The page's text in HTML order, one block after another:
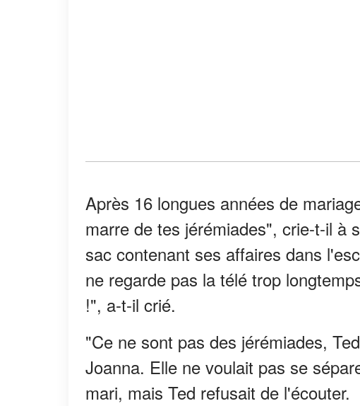
Après 16 longues années de
marre de tes jérémiades", crie-t-il à
sac contenant ses affaires dans
ne regarde pas la télé trop
!", a-t-il crié.
"Ce ne sont pas des jérémiades,
Joanna. Elle ne voulait pas se
mari, mais Ted refusait de l'écouter.